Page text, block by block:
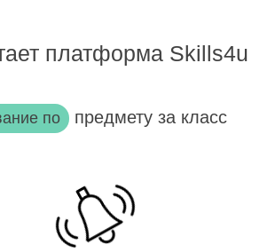
платформа Skills4u
по предмету за класс